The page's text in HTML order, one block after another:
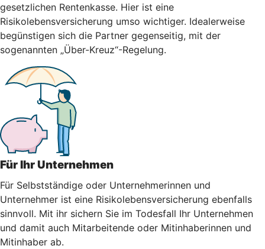
gesetzlichen Rentenkasse. Hier ist eine
Risikolebensversicherung umso wichtiger. Idealerweise
begünstigen sich die Partner gegenseitig, mit der
sogenannten „Über-Kreuz“-Regelung.
Für Ihr Unternehmen
Für Selbstständige oder Unternehmerinnen und
Unternehmer ist eine Risikolebensversicherung ebenfalls
sinnvoll. Mit ihr sichern Sie im Todesfall Ihr Unternehmen
und damit auch Mitarbeitende oder Mitinhaberinnen und
Mitinhaber ab.